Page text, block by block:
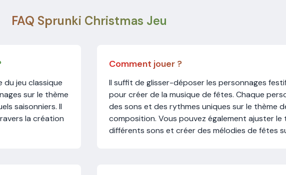
FAQ Sprunki Christmas Jeu
du jeu classique
sur le thème
saisonniers. Il
la création
Comment jouer ?
Il suffit de glisser-déposer les personnages
pour créer de la musique de fêtes. Chaque
des sons et des rythmes uniques sur le thème
composition. Vous pouvez également ajuster le
différents sons et créer des mélodies de fêtes